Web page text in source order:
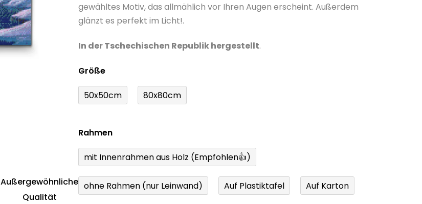
gewähltes Motiv, das allmählich vor Ihren Augen erscheint. Außerdem
glänzt es perfekt im Licht!.
In der Tschechischen Republik hergestellt.
Größe
50x50cm 80x80cm
Rahmen
mit Innenrahmen aus Holz (Empfohlen👍)
ohne Rahmen (nur Leinwand) Auf Plastiktafel Auf Karton
Außergewöhnliche
Qualität